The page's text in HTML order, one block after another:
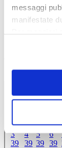
messaggi
manifestate
scelte
dell’
Chiudendo il
navigazione
il tuo
Kids
In galleria